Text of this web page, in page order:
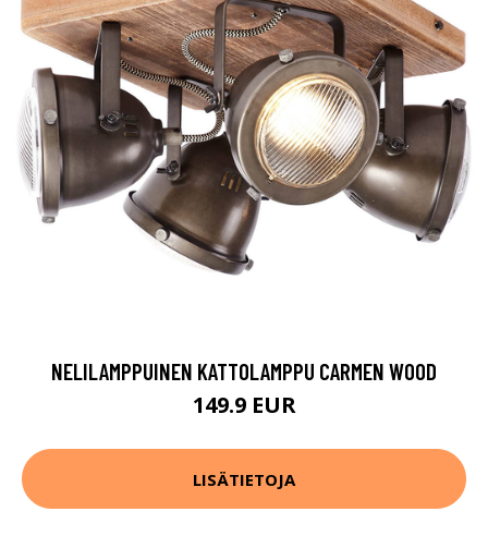
NELILAMPPUINEN KATTOLAMPPU CARMEN WOOD
149.9 EUR
LISÄTIETOJA